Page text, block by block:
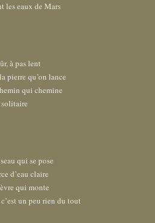
les eaux de Mars
à pas lent
pierre qu’on lance
qui chemine
solitaire
qui se pose
d’eau claire
qui monte
un peu rien du tout